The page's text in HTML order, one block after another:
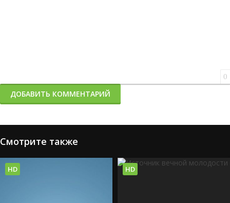
0
ДОБАВИТЬ КОММЕНТАРИЙ
Смотрите также
HD HD